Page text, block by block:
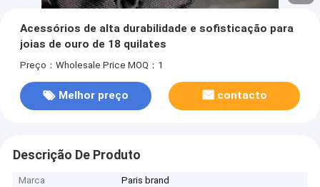
Acessórios de alta durabilidade e sofisticação para
joias de ouro de 18 quilates
Preço：Wholesale Price MOQ：1
Melhor preço contacto
Descrição De Produto
Marca
Paris brand